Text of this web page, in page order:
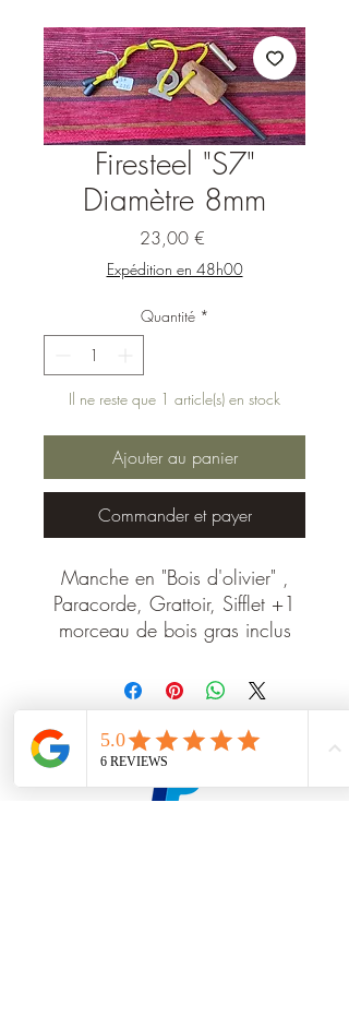
Firesteel "S7"
Diamètre 8mm
23,00 €Prix
Expédition en 48h00
Quantité *
Il ne reste que 1 article(s) en stock
Ajouter au panier
Commander et payer
Manche en "Bois d'olivier" ,
Paracorde, Grattoir, Sifflet +1
morceau de bois gras inclus